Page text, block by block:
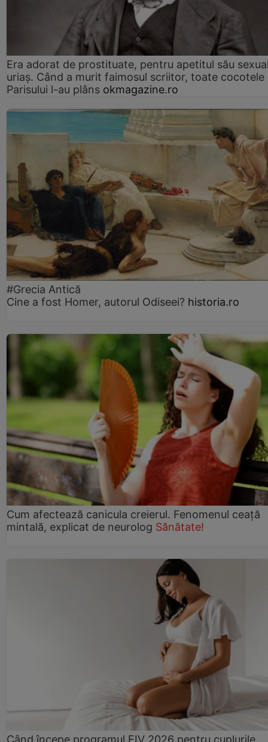
Era adorat de prostituate, pentru apetitul său
uriaș. Când a murit faimosul scriitor, toate cocotele
Parisului l-au plâns okmagazine.ro
#Grecia Antică
Cine a fost Homer, autorul Odiseei? historia.ro
Cum afectează canicula creierul. Fenomenul ceață
mintală, explicat de neurolog Sănătate!
Când începe programul FIV 2026 pentru cuplurile